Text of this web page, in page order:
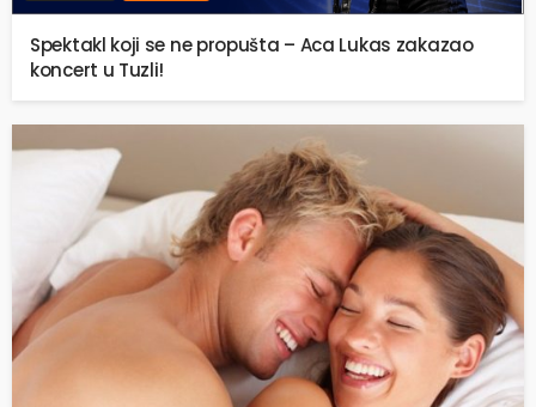
Spektakl koji se ne propušta – Aca Lukas zakazao
koncert u Tuzli!